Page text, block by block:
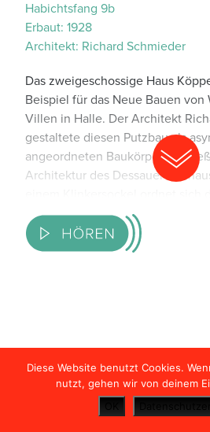
Wenn Sie die Karte
werden Informationen
Nutzung von
Betreiber in den USA
unter Umständen
Sie dazu unsere
Habichtsfang 9b
Erbaut: 1928
Architekt: Richard Schmieder
Das zweigeschossige Haus
Beispiel für das Neue Bauen von
Villen in Halle. Der Architekt
gestaltete diesen Putzbau als
angeordneten Baukörper und
Architektur des Dessauer
auf einem eher unkomplizierten
viertelkreisförmig vortretender
Loggia und Übereckfenster
Diese Website benutzt Cookies.
nutzt, gehen wir von deinem